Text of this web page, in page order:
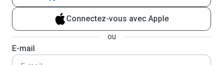
Connectez-vous avec Apple
ou
E-mail